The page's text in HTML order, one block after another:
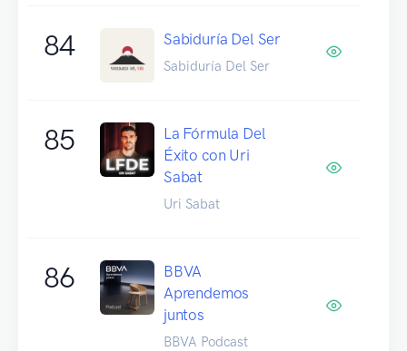
84 Sabiduría Del Ser
Sabiduría Del Ser
85
La Fórmula Del
Éxito con Uri
Sabat
Uri Sabat
86
BBVA
Aprendemos
juntos
BBVA Podcast